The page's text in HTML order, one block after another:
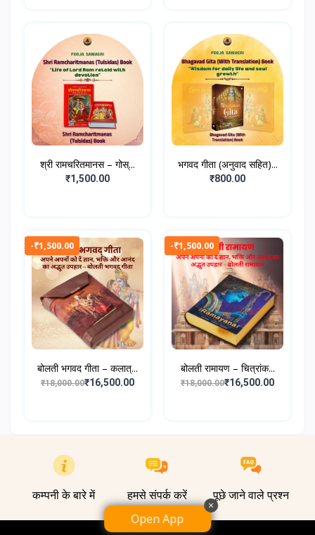
श्री रामचरितमानस – गोस्...
₹1,500.00
भगवद गीता (अनुवाद सहित)...
₹800.00
-₹1,500.00
बोलती भगवद गीता – कलात्...
₹18,000.00₹16,500.00
-₹1,500.00
बोलती रामायण – चित्रांक...
₹18,000.00₹16,500.00
कम्पनी के बारे में हमसे संपर्क करें पूछे जाने वाले प्रश्न
Open App
×